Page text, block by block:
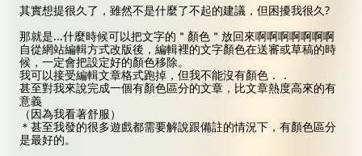
其實想提很久了，雖然不是什麼了不起的建議，但困擾我很久?
那就是...什麼時候可以把文字的＂顏色＂放回來啊啊啊啊啊啊啊
自從網站編輯方式改版後，編輯裡的文字顏色在送審或草稿的時
候，一定會把設定好的顏色移除。
我可以接受編輯文章格式跑掉，但我不能沒有顏色．．
甚至對我來說完成一個有顏色區分的文章，比文章熱度高來的有
意義
（因為我看著舒服）
＊甚至我發的很多遊戲都需要解說跟備註的情況下，有顏色區分
是最好的。